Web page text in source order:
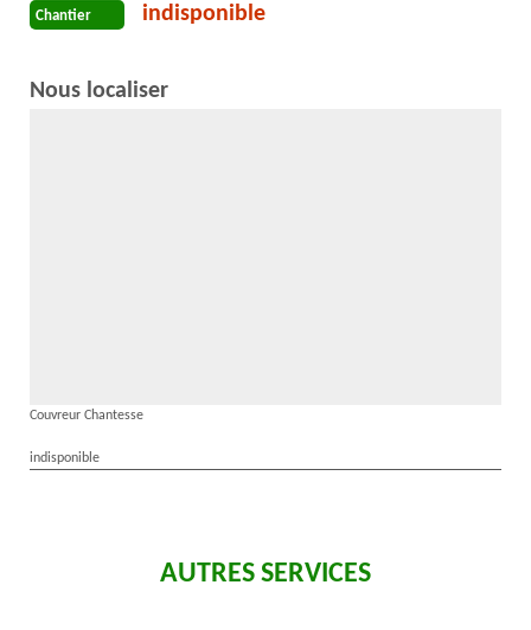
Chantier indisponible
Nous localiser
Couvreur Chantesse
indisponible
AUTRES SERVICES